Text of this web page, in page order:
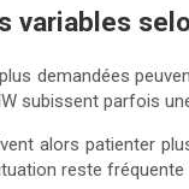
variables
demandées
subissent parfois
alors patienter
reste